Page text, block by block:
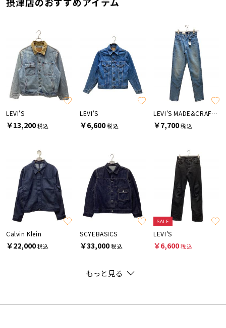
LEVI'S
￥13,200税込
LEVI'S
￥6,600税込
LEVI'S MADE&CRAFTED
￥7,700税込
Calvin Klein
￥22,000税込
SCYEBASICS
￥33,000税込
SALE
LEVI'S
￥6,600税込
もっと見る